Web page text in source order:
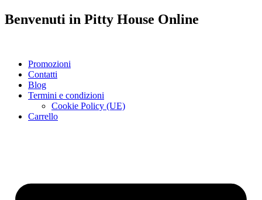
Benvenuti in Pitty House Online
Promozioni
Contatti
Blog
Termini e condizioni
Cookie Policy (UE)
Carrello